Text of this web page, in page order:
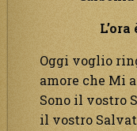
Oggi voglio
amore che Mi
Sono il vostro
il vostro